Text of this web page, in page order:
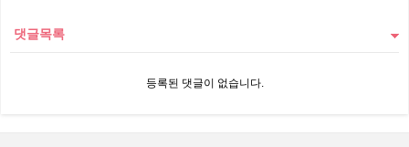
댓글목록
등록된 댓글이 없습니다.